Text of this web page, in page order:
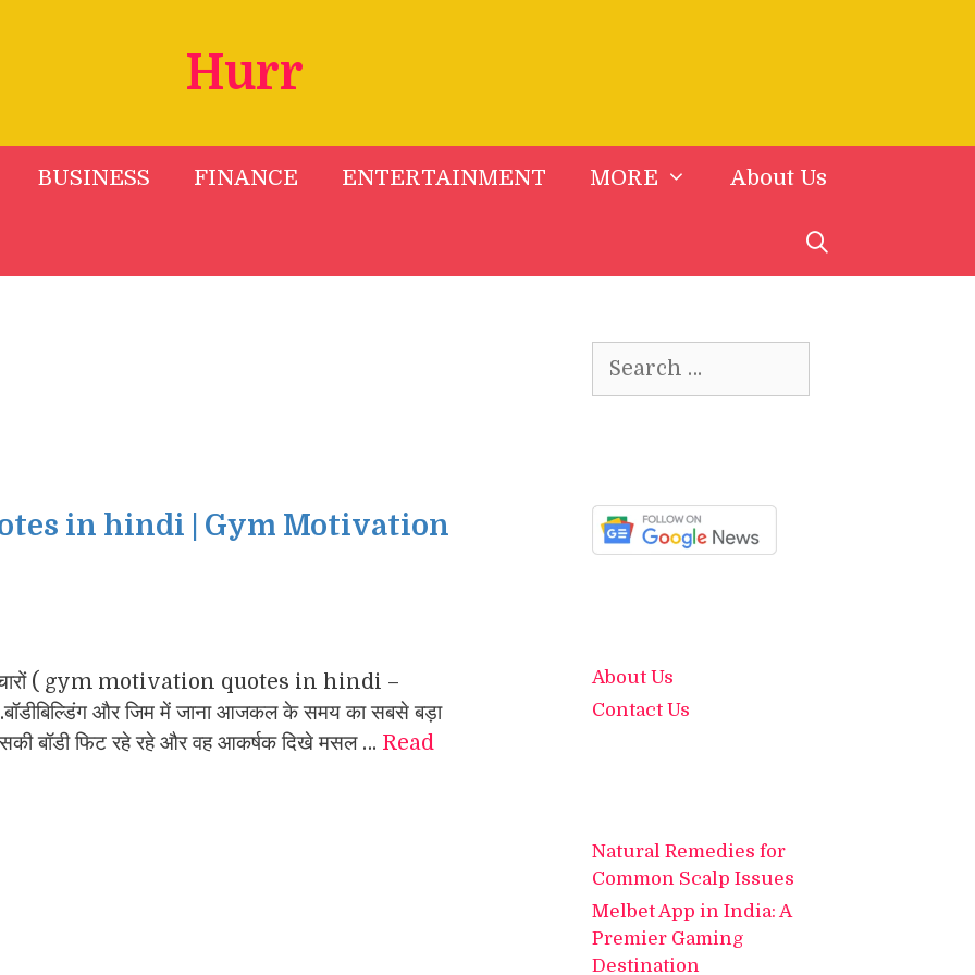
Hurr
BUSINESS FINANCE ENTERTAINMENT MORE About Us
in hindi | Gym Motivation
विचारों ( gym motivation quotes in hindi –
.बॉडीबिल्डिंग और जिम में जाना आजकल के समय का सबसे बड़ा
बॉडी फिट रहे रहे और वह आकर्षक दिखे मसल … Read
for:
About Us
Contact Us
Natural Remedies for
Common Scalp Issues
Melbet App in India: A
Premier Gaming
Destination